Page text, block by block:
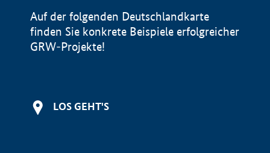
Auf der folgenden Deutschlandkarte
finden Sie konkrete Beispiele erfolgreicher
GRW-Projekte!
LOS GEHT'S